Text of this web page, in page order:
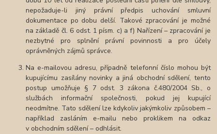
nepožaduje-li jiný právní předpis uchování smluvní
dokumentace po dobu delší. Takové zpracování je možné
na základě čl. 6 odst. 1 písm. c) a f) Nařízení – zpracování je
nezbytné pro splnění právní povinnosti a pro účely
oprávněných zájmů správce.
Na e-mailovou adresu, případně telefonní číslo mohou být
kupujícímu zasílány novinky a jiná obchodní sdělení, tento
postup umožňuje § 7 odst. 3 zákona č.480/2004 Sb., o
službách informační společnosti, pokud jej kupující
neodmítne. Tato sdělení lze kdykoliv jakýmkoliv způsobem –
například zasláním e-mailu nebo proklikem na odkaz
v obchodním sdělení – odhlásit.